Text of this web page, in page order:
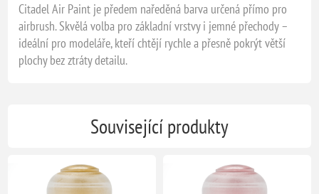
Citadel Air Paint je předem naředěná barva určená přímo pro
airbrush. Skvělá volba pro základní vrstvy i jemné přechody –
ideální pro modeláře, kteří chtějí rychle a přesně pokrýt větší
plochy bez ztráty detailu.
Související produkty